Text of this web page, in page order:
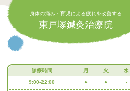
身体の痛み・育児による疲れを改善する
東戸塚鍼灸治療院
診療時間 月 火 水
9:00-22:00 ● ● -